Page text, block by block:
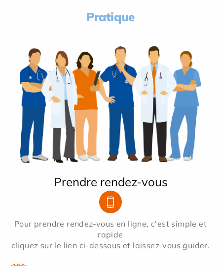
Pratique
Prendre rendez-vous
Pour prendre rendez-vous en ligne, c'est simple et
rapide
cliquez sur le lien ci-dessous et laissez-vous guider.